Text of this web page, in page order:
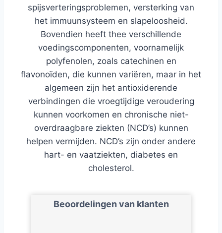
spijsverteringsproblemen, versterking van
het immuunsysteem en slapeloosheid.
Bovendien heeft thee verschillende
voedingscomponenten, voornamelijk
polyfenolen, zoals catechinen en
flavonoïden, die kunnen variëren, maar in het
algemeen zijn het antioxiderende
verbindingen die vroegtijdige veroudering
kunnen voorkomen en chronische niet-
overdraagbare ziekten (NCD’s) kunnen
helpen vermijden. NCD’s zijn onder andere
hart- en vaatziekten, diabetes en
cholesterol.
Beoordelingen van klanten